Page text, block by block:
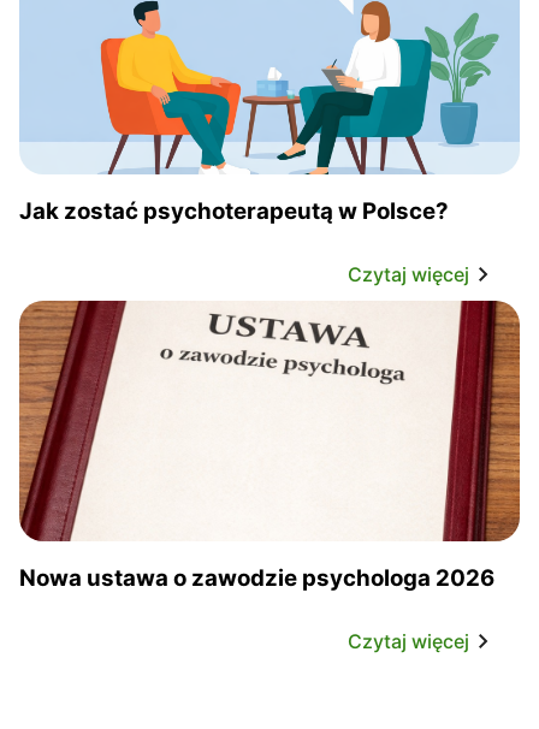
Jak zostać psychoterapeutą w Polsce?
Czytaj więcej
Nowa ustawa o zawodzie psychologa 2026
Czytaj więcej